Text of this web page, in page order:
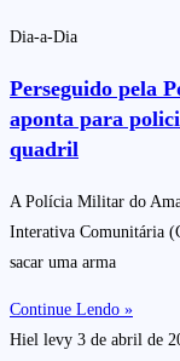
Dia-a-Dia
Perseguido pela
aponta para
quadril
A Polícia Militar do
Interativa Comunitária
sacar uma arma
Continue Lendo »
Hiel levy 3 de abril de